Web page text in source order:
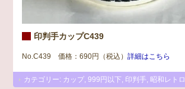
印判手カップC439
No.C439 価格：690円（税込）詳細はこちら
カテゴリー: カップ ,999円以下 印判手 昭和レトロ